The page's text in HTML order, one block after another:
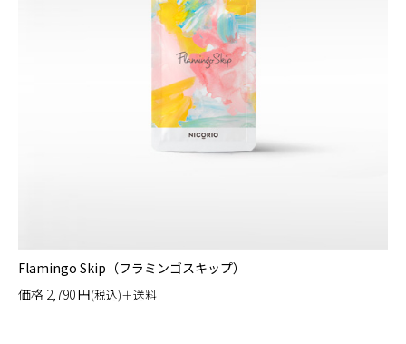
Flamingo Skip（フラミンゴスキップ）
価格 2,790円(税込)＋送料